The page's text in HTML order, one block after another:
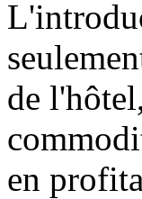
de
en